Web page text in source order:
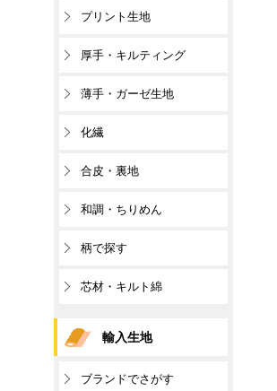
プリント生地
厚手・キルティング
薄手・ガーゼ生地
化繊
合皮・裏地
和調・ちりめん
柄で探す
芯材・キルト綿
輸入生地
ブランドでさがす